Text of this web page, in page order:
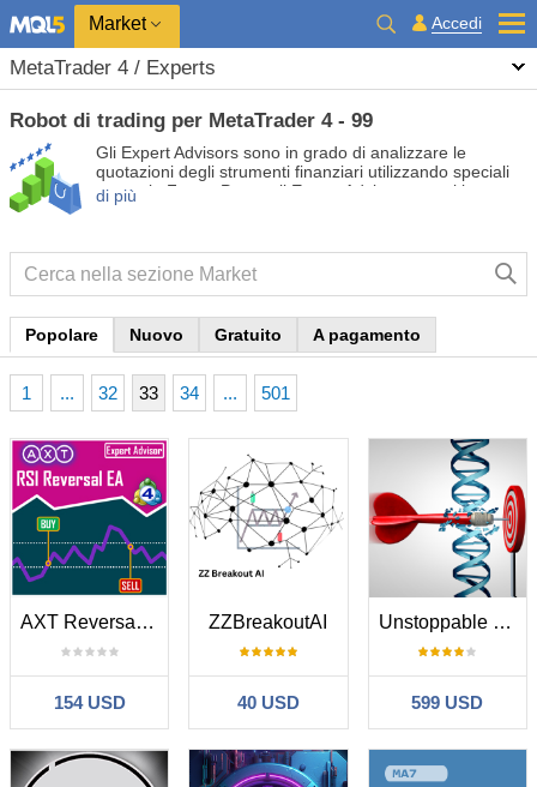
Market Accedi
MetaTrader 4 / Experts
Robot di trading per MetaTrader 4 - 99
Gli Expert Advisors sono in grado di analizzare le
quotazioni degli strumenti finanziari utilizzando speciali
strategie Forex. Prova gli Expert Advisors gratuiti e a
pagamento in modo da automatizzare il tuo trading e
di più
Popolare Nuovo Gratuito A pagamento
1 ... 32 33 34 ... 501
AXT Reversal RSI
154 USD
ZZBreakoutAI
40 USD
Unstoppable Breakthrough
599 USD